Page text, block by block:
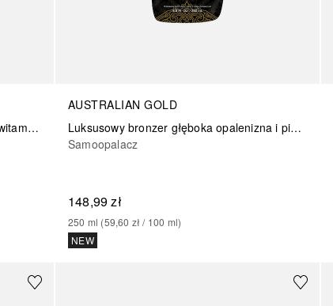
Bronzer balsam brązujący z eliksirem witamin i kofeiną
AUSTRALIAN GOLD
Luksusowy bronzer głęboka opalenizna i pielęgnacja skóry
Samoopalacz
148,99 zł
250 ml (59,60 zł / 100 ml)
NEW